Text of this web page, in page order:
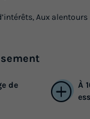
Aux alentours
de
À